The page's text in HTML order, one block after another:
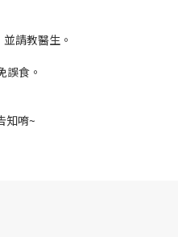
請教醫生。
誤食。
知唷~